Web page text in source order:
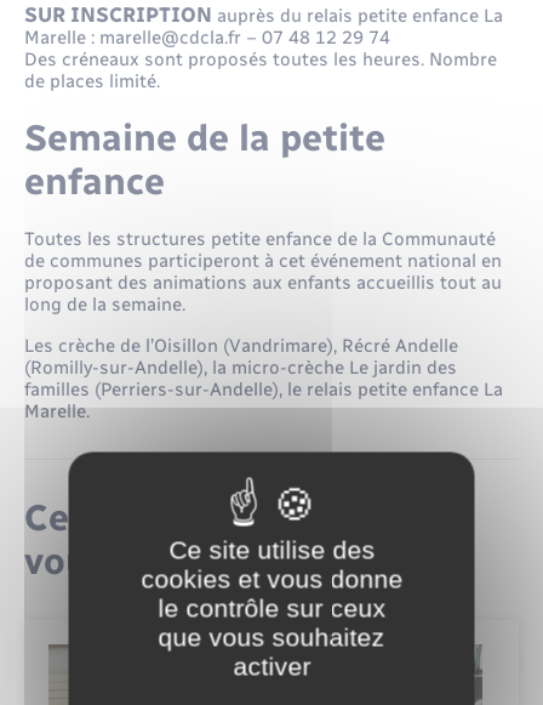
SUR INSCRIPTION auprès du relais petite enfance La
Marelle : marelle@cdcla.fr – 07 48 12 29 74
Des créneaux sont proposés toutes les heures. Nombre
de places limité.
Semaine de la petite
enfance
Toutes les structures petite enfance de la Communauté
de communes participeront à cet événement national en
proposant des animations aux enfants accueillis tout au
long de la semaine.
Les crèche de l’Oisillon (Vandrimare), Récré Andelle
(Romilly-sur-Andelle), la micro-crèche Le jardin des
familles (Perriers-sur-Andelle), le relais petite enfance La
Marelle.
Ceci pourrait également
vous intéresser
Ce site utilise des
cookies et vous donne
le contrôle sur ceux
que vous souhaitez
activer